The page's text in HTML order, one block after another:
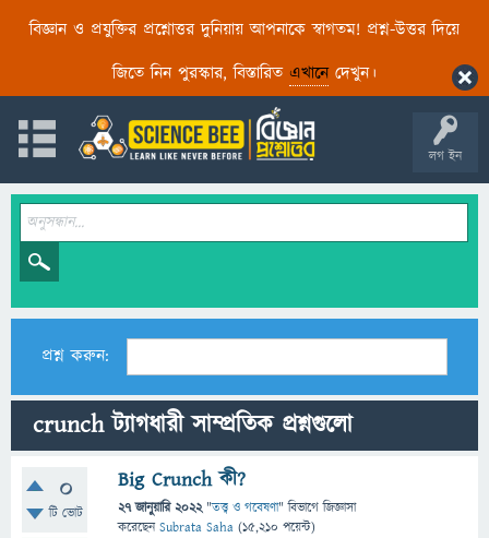
বিজ্ঞান ও প্রযুক্তির প্রশ্নোত্তর দুনিয়ায় আপনাকে স্বাগতম! প্রশ্ন-উত্তর দিয়ে
জিতে নিন পুরস্কার, বিস্তারিত এখানেদেখুন।
লগ ইন
প্রশ্ন করুন:
crunch ট্যাগধারী সাম্প্রতিক প্রশ্নগুলো
0
টি ভোট
Big Crunch কী?
27 জানুয়ারি 2022 "তত্ত্ব ও গবেষণা" বিভাগে জিজ্ঞাসা
করেছেনSubrata Saha (15,210 পয়েন্ট)